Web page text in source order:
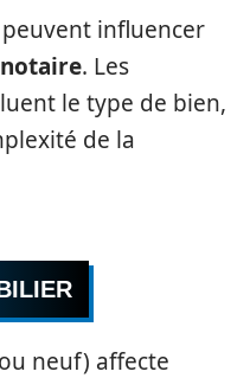
influencer
. Les
le type de bien,
de la
neuf) affecte